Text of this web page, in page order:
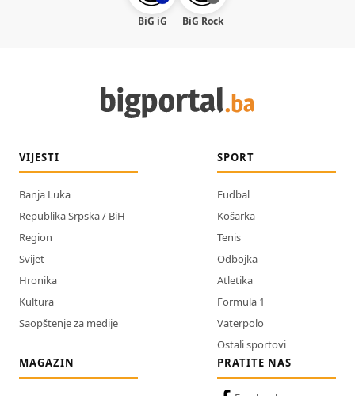
BiG iG BiG Rock
VIJESTI
Banja Luka
Republika Srpska / BiH
Region
Svijet
Hronika
Kultura
Saopštenje za medije
SPORT
Fudbal
Košarka
Tenis
Odbojka
Atletika
Formula 1
Vaterpolo
Ostali sportovi
MAGAZIN
PRATITE NAS